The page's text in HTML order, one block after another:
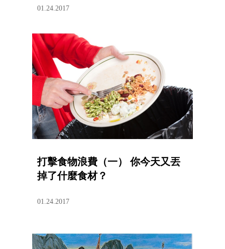
01.24.2017
打擊食物浪費（一） 你今天又丟
掉了什麼食材？
01.24.2017